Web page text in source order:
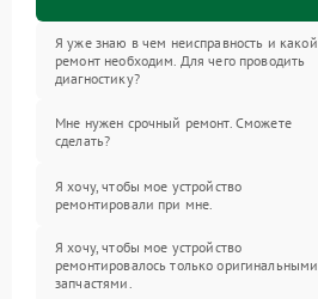
Я уже знаю в чем неисправность и какой
ремонт необходим. Для чего проводить
диагностику?
Мне нужен срочный ремонт. Сможете
сделать?
Я хочу, чтобы мое устройство
ремонтировали при мне.
Я хочу, чтобы мое устройство
ремонтировалось только оригинальными
запчастями.